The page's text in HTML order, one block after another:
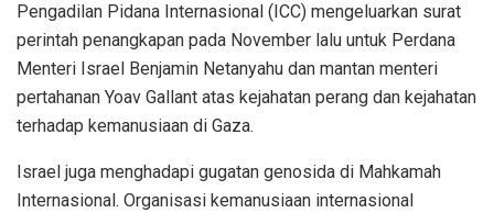
Pengadilan Pidana Internasional (ICC) mengeluarkan surat
perintah penangkapan pada November lalu untuk Perdana
Menteri Israel Benjamin Netanyahu dan mantan menteri
pertahanan Yoav Gallant atas kejahatan perang dan kejahatan
terhadap kemanusiaan di Gaza.
Israel juga menghadapi gugatan genosida di Mahkamah
Internasional. Organisasi kemanusiaan internasional